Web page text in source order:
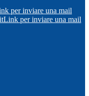
per inviare una mail
Link per inviare una mail